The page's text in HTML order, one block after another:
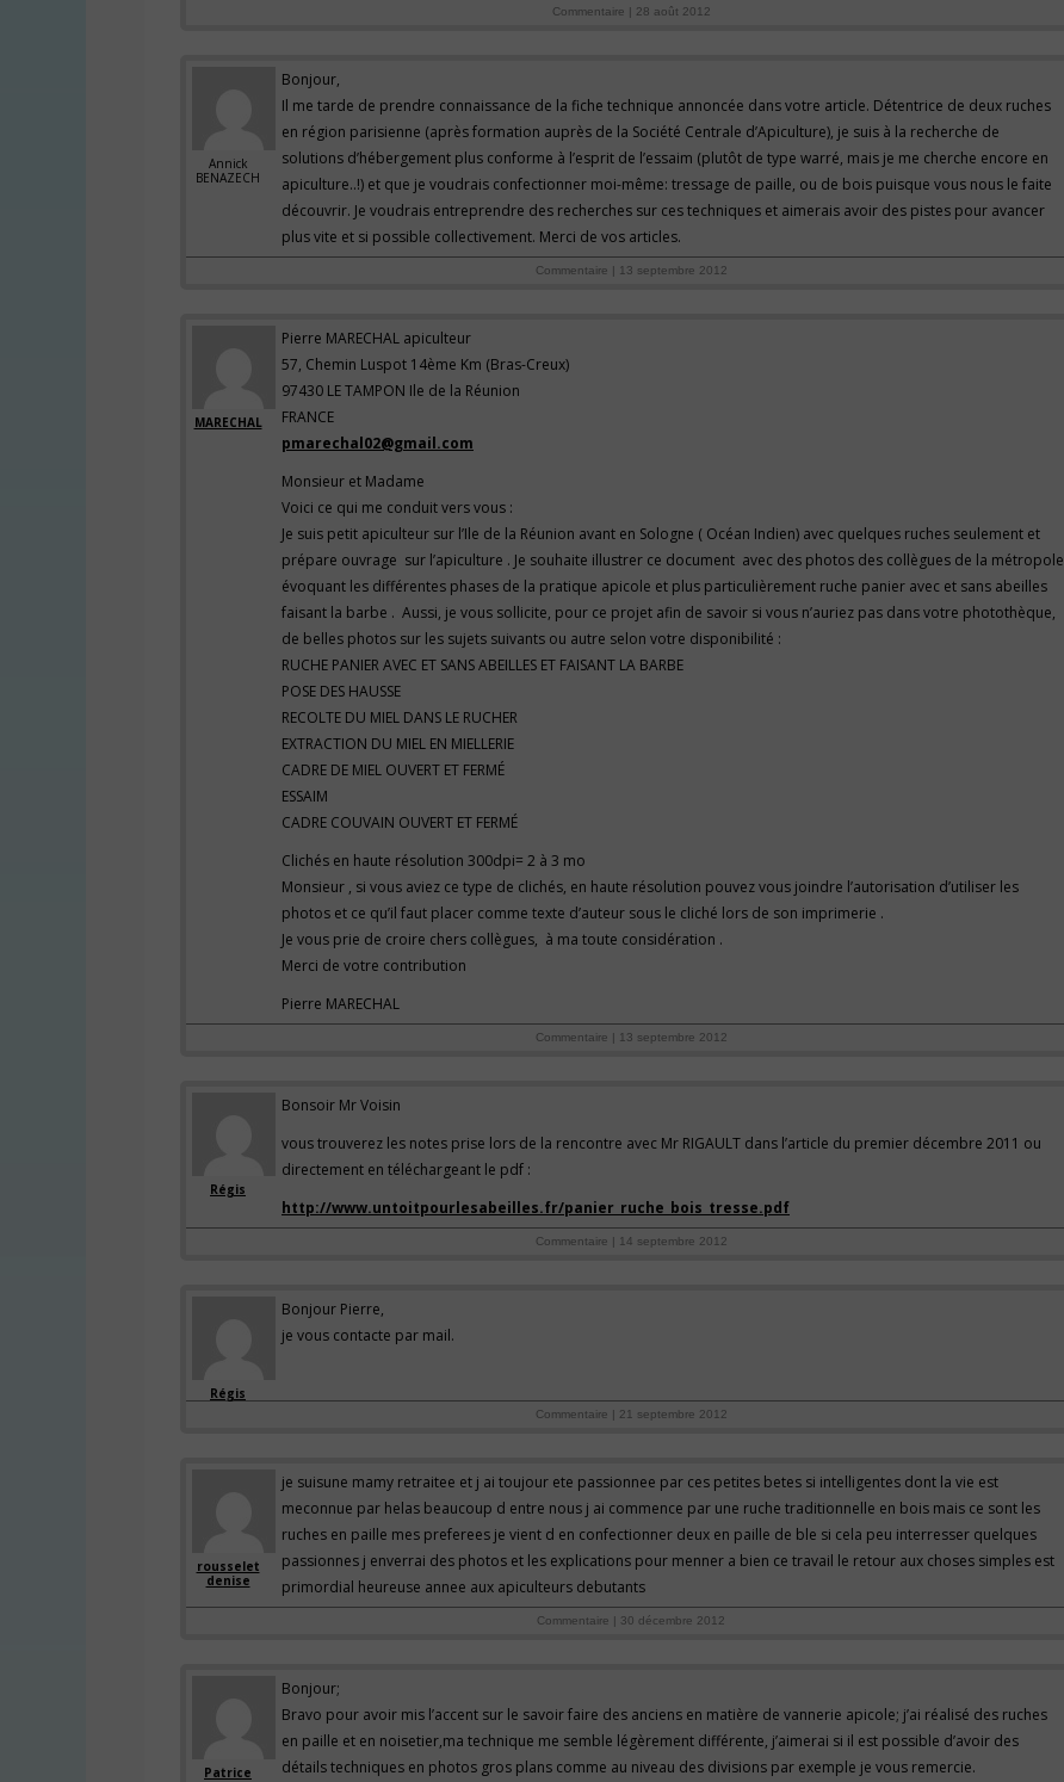
Commentaire | 28 août 2012
Annick
BENAZECH
Bonjour,
Il me tarde de prendre connaissance de la fiche technique annoncée dans votre article. Détentrice de deux ruches
en région parisienne (après formation auprès de la Société Centrale d’Apiculture), je suis à la recherche de
solutions d’hébergement plus conforme à l’esprit de l’essaim (plutôt de type warré, mais je me cherche encore en
apiculture..!) et que je voudrais confectionner moi-même: tressage de paille, ou de bois puisque vous nous le faite
découvrir. Je voudrais entreprendre des recherches sur ces techniques et aimerais avoir des pistes pour avancer
plus vite et si possible collectivement. Merci de vos articles.
Commentaire | 13 septembre 2012
MARECHAL
Pierre MARECHAL apiculteur
57, Chemin Luspot 14ème Km (Bras-Creux)
97430 LE TAMPON Ile de la Réunion
FRANCE
pmarechal02@gmail.com
Monsieur et Madame
Voici ce qui me conduit vers vous :
Je suis petit apiculteur sur l’Ile de la Réunion avant en Sologne ( Océan Indien) avec quelques ruches seulement et
prépare ouvrage sur l’apiculture . Je souhaite illustrer ce document avec des photos des collègues de la métropole
évoquant les différentes phases de la pratique apicole et plus particulièrement ruche panier avec et sans abeilles
faisant la barbe . Aussi, je vous sollicite, pour ce projet afin de savoir si vous n’auriez pas dans votre photothèque,
de belles photos sur les sujets suivants ou autre selon votre disponibilité :
RUCHE PANIER AVEC ET SANS ABEILLES ET FAISANT LA BARBE
POSE DES HAUSSE
RECOLTE DU MIEL DANS LE RUCHER
EXTRACTION DU MIEL EN MIELLERIE
CADRE DE MIEL OUVERT ET FERMÉ
ESSAIM
CADRE COUVAIN OUVERT ET FERMÉ
Clichés en haute résolution 300dpi= 2 à 3 mo
Monsieur , si vous aviez ce type de clichés, en haute résolution pouvez vous joindre l’autorisation d’utiliser les
photos et ce qu’il faut placer comme texte d’auteur sous le cliché lors de son imprimerie .
Je vous prie de croire chers collègues, à ma toute considération .
Merci de votre contribution
Pierre MARECHAL
Commentaire | 13 septembre 2012
Régis
Bonsoir Mr Voisin
vous trouverez les notes prise lors de la rencontre avec Mr RIGAULT dans l’article du premier décembre 2011 ou
directement en téléchargeant le pdf :
http://www.untoitpourlesabeilles.fr/panier_ruche_bois_tresse.pdf
Commentaire | 14 septembre 2012
Régis
Bonjour Pierre,
je vous contacte par mail.
Commentaire | 21 septembre 2012
rousselet
denise
je suisune mamy retraitee et j ai toujour ete passionnee par ces petites betes si intelligentes dont la vie est
meconnue par helas beaucoup d entre nous j ai commence par une ruche traditionnelle en bois mais ce sont les
ruches en paille mes preferees je vient d en confectionner deux en paille de ble si cela peu interresser quelques
passionnes j enverrai des photos et les explications pour menner a bien ce travail le retour aux choses simples est
primordial heureuse annee aux apiculteurs debutants
Commentaire | 30 décembre 2012
Patrice
Bonjour;
Bravo pour avoir mis l’accent sur le savoir faire des anciens en matière de vannerie apicole; j’ai réalisé des ruches
en paille et en noisetier,ma technique me semble légèrement différente, j’aimerai si il est possible d’avoir des
détails techniques en photos gros plans comme au niveau des divisions par exemple je vous remercie.